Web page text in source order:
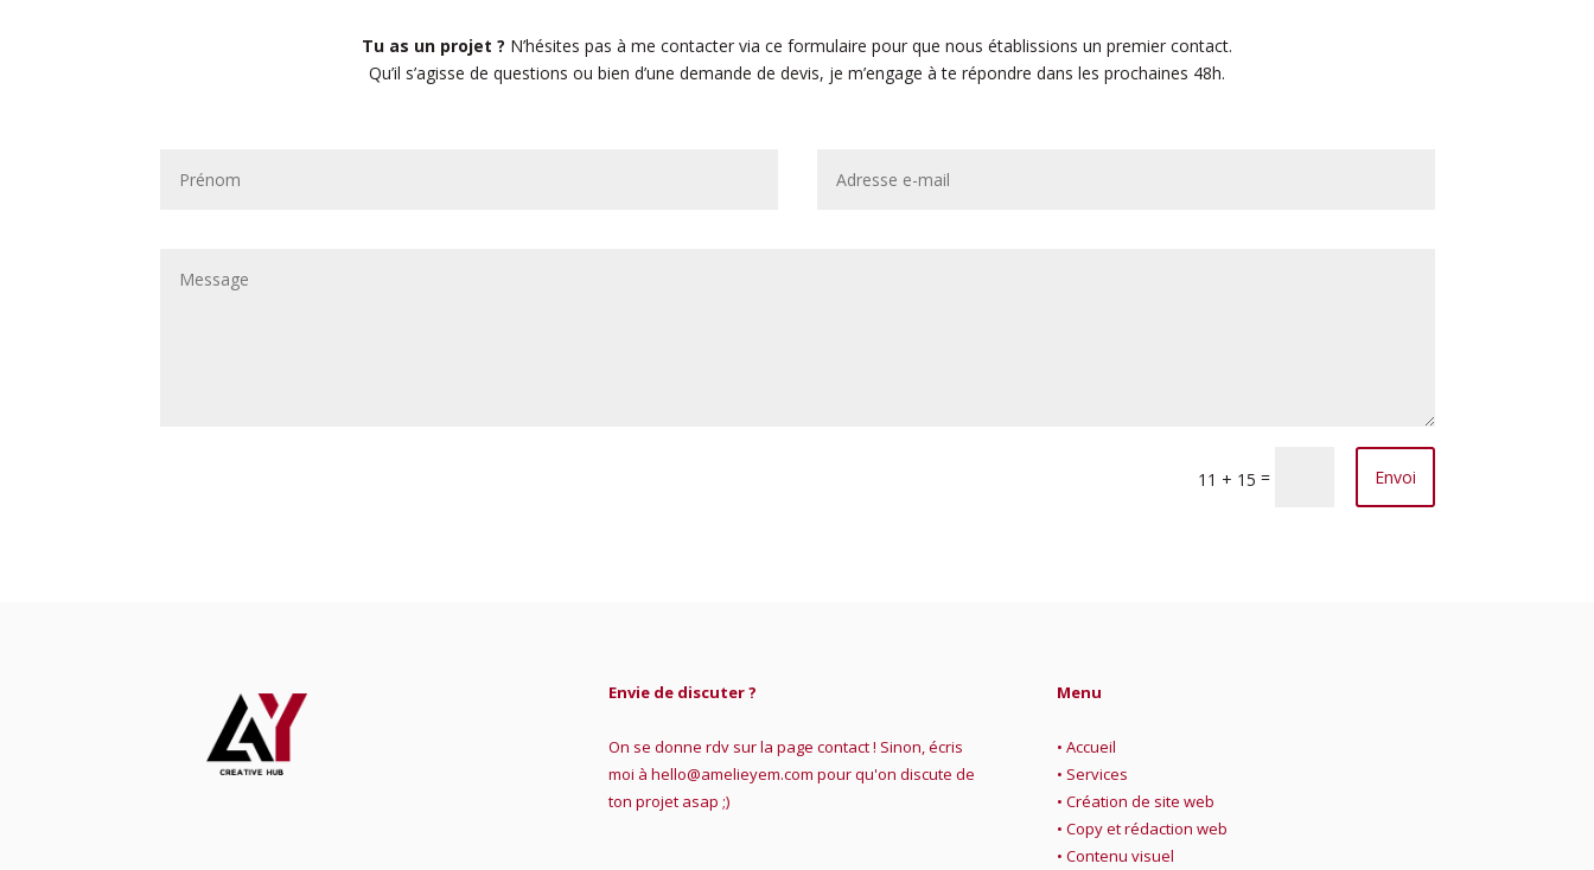
Tu as un projet ? N’hésites pas à me contacter via ce formulaire pour que nous établissions un premier contact.
Qu’il s’agisse de questions ou bien d’une demande de devis, je m’engage à te répondre dans les prochaines 48h.
11 + 15 = Envoi
Envie de discuter ?
On se donne rdv sur la page contact ! Sinon, écris
moi à hello@amelieyem.com pour qu'on discute de
ton projet asap ;)
Menu
• Accueil
• Services
• Création de site web
• Copy et rédaction web
• Contenu visuel